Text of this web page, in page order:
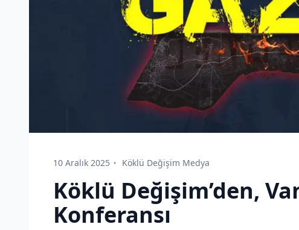
10 Aralık 2025 Köklü Değişim Medya
Köklü Değişim’den,
Konferansı